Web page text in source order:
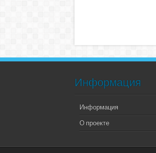
Информация
Информация
О проекте